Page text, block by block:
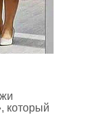
который